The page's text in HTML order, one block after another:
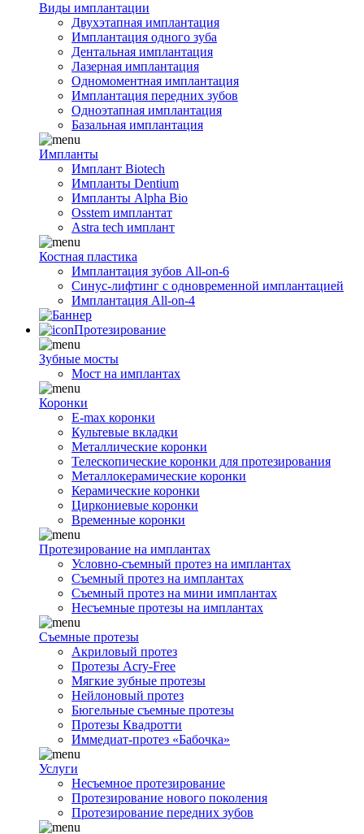
Виды имплантации
Двухэтапная имплантация
Имплантация одного зуба
Дентальная имплантация
Лазерная имплантация
Одномоментная имплантация
Имплантация передних зубов
Одноэтапная имплантация
Базальная имплантация
Импланты
Имплант Biotech
Импланты Dentium
Импланты Alpha Bio
Osstem имплантат
Astra tech имплант
Костная пластика
Имплантация зубов All-on-6
Синус-лифтинг с одновременной имплантацией
Имплантация All-on-4
Протезирование
Зубные мосты
Мост на имплантах
Коронки
E-max коронки
Культевые вкладки
Металлические коронки
Телескопические коронки для протезирования
Металлокерамические коронки
Керамические коронки
Циркониевые коронки
Временные коронки
Протезирование на имплантах
Условно-съемный протез на имплантах
Съемный протез на имплантах
Съемный протез на мини имплантах
Несъемные протезы на имплантах
Съемные протезы
Акриловый протез
Протезы Acry-Free
Мягкие зубные протезы
Нейлоновый протез
Бюгельные съемные протезы
Протезы Квадротти
Иммедиат-протез «Бабочка»
Услуги
Несъемное протезирование
Протезирование нового поколения
Протезирование передних зубов